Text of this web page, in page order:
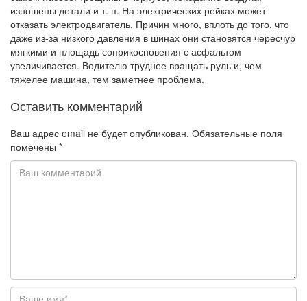
изношены детали и т. п. На электрических рейках может
отказать электродвигатель. Причин много, вплоть до того, что
даже из-за низкого давления в шинах они становятся чересчур
мягкими и площадь соприкосновения с асфальтом
увеличивается. Водителю труднее вращать руль и, чем
тяжелее машина, тем заметнее проблема.
Оставить комментарий
Ваш адрес email не будет опубликован. Обязательные поля
помечены *